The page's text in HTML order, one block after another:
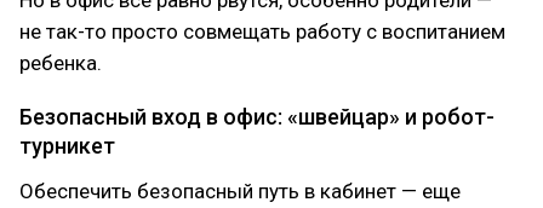
не так-то просто совмещать работу с воспитанием
ребенка.
Безопасный вход в офис: «швейцар» и робот-
турникет
Обеспечить безопасный путь в кабинет — еще